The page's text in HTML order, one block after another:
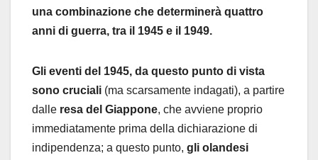
una combinazione che determinerà quattro
anni di guerra, tra il 1945 e il 1949.
Gli eventi del 1945, da questo punto di vista
sono cruciali (ma scarsamente indagati), a partire
dalle resa del Giappone, che avviene proprio
immediatamente prima della dichiarazione di
indipendenza; a questo punto, gli olandesi